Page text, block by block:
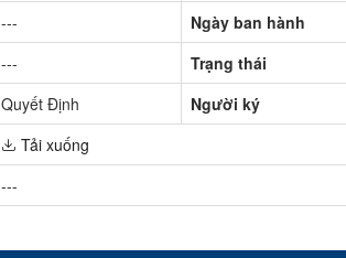
--- Ngày ban hành
--- Trạng thái
Quyết Định Người ký
Tải xuống
---